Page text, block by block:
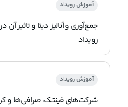
آموزش رویداد
جمع‌آوری و آنالیز دیتا و تاثیر
رویداد
آموزش رویداد
شرکت‌های فینتک، صرافی‌ها و